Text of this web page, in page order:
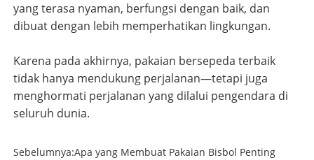
yang terasa nyaman, berfungsi dengan baik, dan
dibuat dengan lebih memperhatikan lingkungan.
Karena pada akhirnya, pakaian bersepeda terbaik
tidak hanya mendukung perjalanan—tetapi juga
menghormati perjalanan yang dilalui pengendara di
seluruh dunia.
Sebelumnya:Apa yang Membuat Pakaian Bisbol Penting